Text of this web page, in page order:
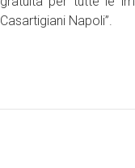
Casartigiani Napoli”.